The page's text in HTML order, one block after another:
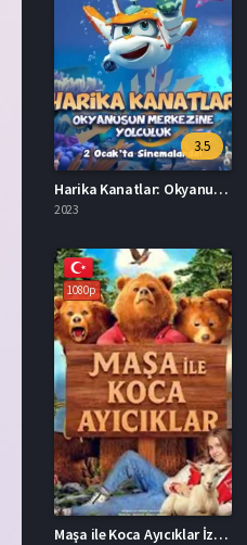
3.5
Harika Kanatlar: Okyanusun Merkezine Yolculuk İzle
2023
1080p
Maşa ile Koca Ayıcıklar İzle Türkçe Dublaj